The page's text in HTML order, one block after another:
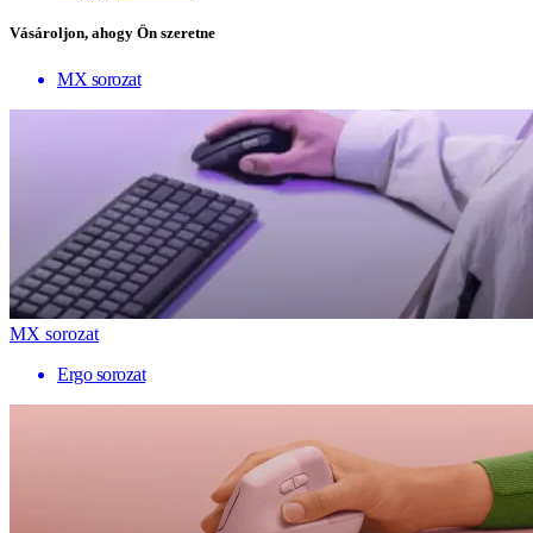
Vásároljon, ahogy Ön szeretne
MX sorozat
MX sorozat
Ergo sorozat